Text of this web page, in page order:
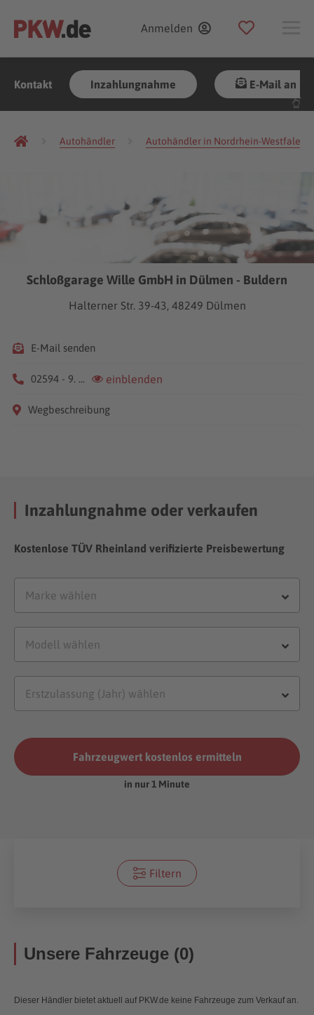
Anmelden
Kontakt Inzahlungnahme E-Mail an
Autohändler Autohändler in Nordrhein-Westfalen
Schloßgarage Wille GmbH in Dülmen - Buldern
Halterner Str. 39-43, 48249 Dülmen
E-Mail senden
02594 - 9. ... einblenden
Wegbeschreibung
Inzahlungnahme oder verkaufen
Kostenlose TÜV Rheinland verifizierte Preisbewertung
Fahrzeugwert kostenlos ermitteln
in nur 1 Minute
Filtern
Unsere Fahrzeuge (0)
Dieser Händler bietet aktuell auf PKW.de keine Fahrzeuge zum Verkauf an.